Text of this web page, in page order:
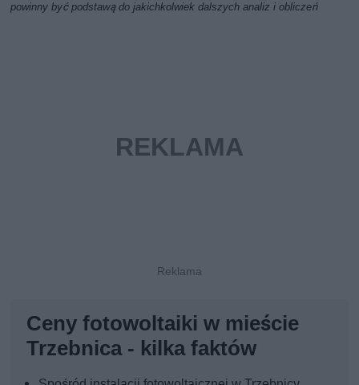
powinny być podstawą do jakichkolwiek dalszych analiz i obliczeń
Ceny fotowoltaiki w mieście
Trzebnica - kilka faktów